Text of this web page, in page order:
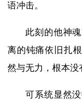
语冲击。
此刻的他神
离的钝痛依旧扎
然与无力，根本没
可系统显然